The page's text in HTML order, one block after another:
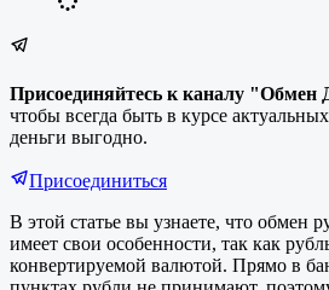
Присоединяйтесь к каналу "Обмен
чтобы всегда быть в курсе
деньги выгодно.
Присоединиться
В этой статье вы узнаете, что обмен
имеет свои особенности, так как
конвертируемой валютой. Прямо в